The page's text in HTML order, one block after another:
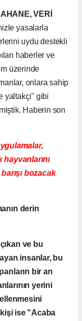
VERİ
yasalarla
uydu destekli
haberler ve
üzerinde
onlara sahip
yaltakçı" gibi
Haberin son
bozacak
derin
ve bu
insanlar, bu
bir an
yerini
ise "Acaba